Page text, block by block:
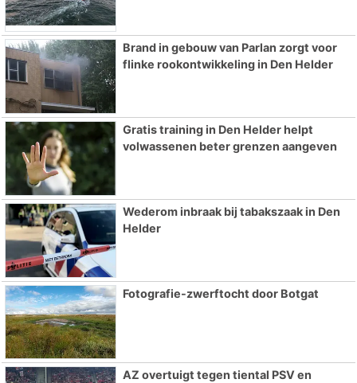
Brand in gebouw van Parlan zorgt voor
flinke rookontwikkeling in Den Helder
Gratis training in Den Helder helpt
volwassenen beter grenzen aangeven
Wederom inbraak bij tabakszaak in Den
Helder
Fotografie-zwerftocht door Botgat
AZ overtuigt tegen tiental PSV en